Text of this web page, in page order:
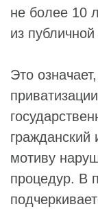
не более 10
из
Это
гражданский
мотиву
процедур. В